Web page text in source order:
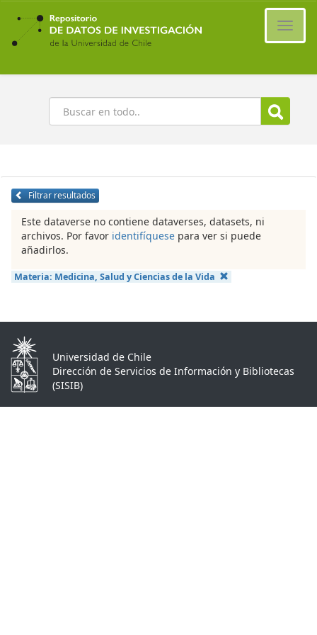
Ir
contenido
principal
Buscar
Filtrar resultados
Este dataverse no contiene dataverses, datasets, ni
archivos. Por favor identifíquese para ver si puede
añadirlos.
Materia: Medicina, Salud y Ciencias de la Vida
Universidad de Chile
Dirección de Servicios de Información y Bibliotecas
(SISIB)